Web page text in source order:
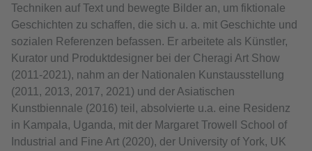
Techniken auf Text und bewegte Bilder an, um fiktionale
Geschichten zu schaffen, die sich u. a. mit Geschichte und
sozialen Referenzen befassen. Er arbeitete als Künstler,
Kurator und Produktdesigner bei der Cheragi Art Show
(2011-2021), nahm an der Nationalen Kunstausstellung
(2011, 2013, 2017, 2021) und der Asiatischen
Kunstbiennale (2016) teil, absolvierte u.a. eine Residenz
in Kampala, Uganda, mit der Margaret Trowell School of
Industrial and Fine Art (2020), der University of York, UK